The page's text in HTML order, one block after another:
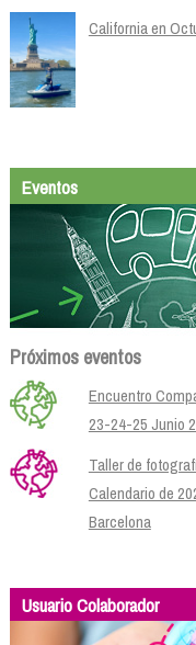
California en
Eventos
Próximos eventos
Encuentro
23-24-25 Junio
Taller de
Calendario de
Barcelona
Usuario Colaborador